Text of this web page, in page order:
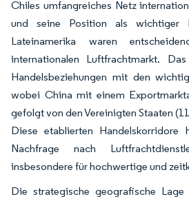
Chiles umfangreiches Netz
und seine Position als wichtiger
Lateinamerika waren
internationalen Luftfrachtmarkt.
Handelsbeziehungen mit den
wobei China mit einem
gefolgt von den Vereinigten Staaten
Diese etablierten Handelskorridore
Nachfrage nach
insbesondere für hochwertige und
Die strategische geografische